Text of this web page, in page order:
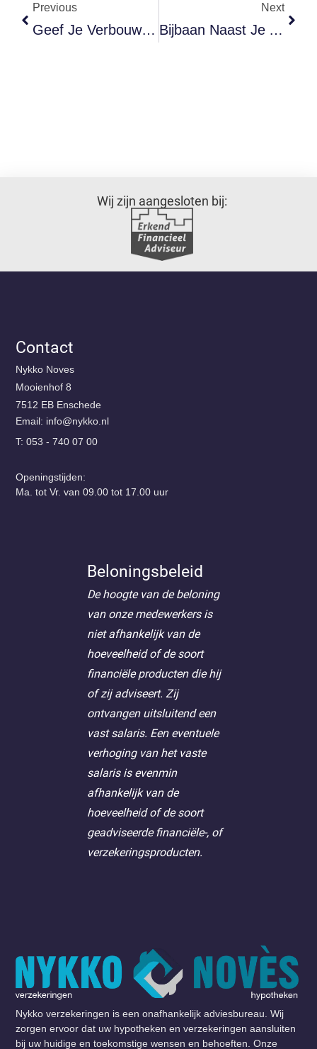
Previous
Geef Je Verbouwing Of Leegstand Door En Voorkom Problemen Met Je Verzekering
Next
Bijbaan Naast Je AOW? Je Uitkering Blijft Volledig Behouden
Wij zijn aangesloten bij:
Nykko verzekeringen is een onafhankelijk adviesbureau. Wij
zorgen ervoor dat uw hypotheken en verzekeringen aansluiten
bij uw huidige en toekomstige wensen en behoeften. Onze
Beloningsbeleid
De hoogte van de beloning
van onze medewerkers is
niet afhankelijk van de
hoeveelheid of de soort
financiële producten die hij
of zij adviseert. Zij
ontvangen uitsluitend een
vast salaris. Een eventuele
verhoging van het vaste
salaris is evenmin
afhankelijk van de
hoeveelheid of de soort
geadviseerde financiële-, of
verzekeringsproducten.
Contact
Nykko Noves
Mooienhof 8
7512 EB Enschede
Email:
ln.okkyn
@ofni
T: 053 - 740 07 00
Openingstijden:
Ma. tot Vr. van 09.00 tot 17.00 uur